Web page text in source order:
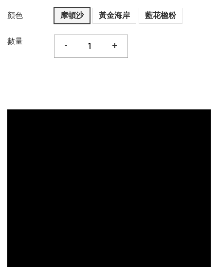
顏色 摩頓沙 黃金海岸 藍花楹粉
數量 - +